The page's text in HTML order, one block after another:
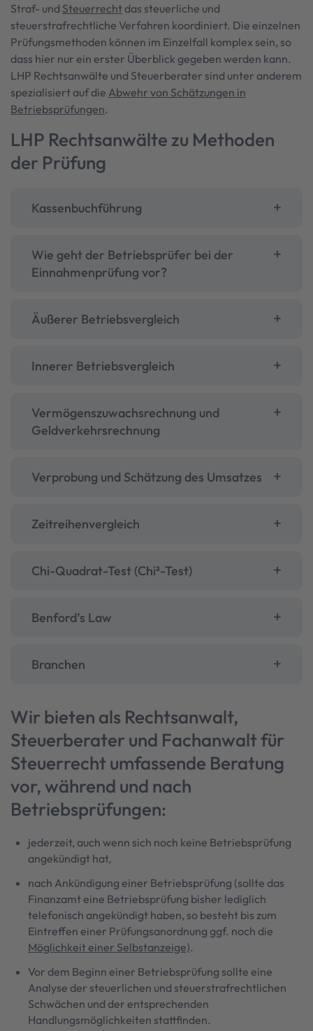
Straf- und Steuerrechtdas steuerliche und
steuerstrafrechtliche Verfahren koordiniert. Die einzelnen
Prüfungsmethoden können im Einzelfall komplex sein, so
dass hier nur ein erster Überblick gegeben werden kann.
LHP Rechtsanwälte und Steuerberater sind unter anderem
spezialisiert auf die Abwehr von Schätzungen in
Betriebsprüfungen.
LHP Rechtsanwälte zu Methoden
der Prüfung
Kassenbuchführung
Wie geht der Betriebsprüfer bei der
Einnahmenprüfung vor?
Äußerer Betriebsvergleich
Innerer Betriebsvergleich
Vermögenszuwachsrechnung und
Geldverkehrsrechnung
Verprobung und Schätzung des Umsatzes
Zeitreihenvergleich
Chi-Quadrat-Test (Chi²-Test)
Benford’s Law
Branchen
Wir bieten als Rechtsanwalt,
Steuerberater und Fachanwalt für
Steuerrecht umfassende Beratung
vor, während und nach
Betriebsprüfungen:
jederzeit, auch wenn sich noch keine Betriebsprüfung
angekündigt hat,
nach Ankündigung einer Betriebsprüfung (sollte das
Finanzamt eine Betriebsprüfung bisher lediglich
telefonisch angekündigt haben, so besteht bis zum
Eintreffen einer Prüfungsanordnung ggf. noch die
Möglichkeit einer Selbstanzeige).
Vor dem Beginn einer Betriebsprüfung sollte eine
Analyse der steuerlichen und steuerstrafrechtlichen
Schwächen und der entsprechenden
Handlungsmöglichkeiten stattfinden.